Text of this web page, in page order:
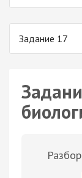
Задание 17